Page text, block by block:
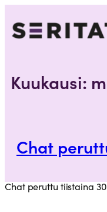
sisältöön
Kuukausi:
Chat
Chat peruttu tiistaina